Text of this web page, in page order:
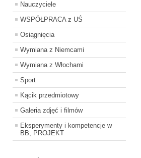
Nauczyciele
WSPÓŁPRACA z UŚ
Osiągnięcia
Wymiana z Niemcami
Wymiana z Włochami
Sport
Kącik przedmiotowy
Galeria zdjęć i filmów
Eksperymenty i kompetencje w
BB; PROJEKT